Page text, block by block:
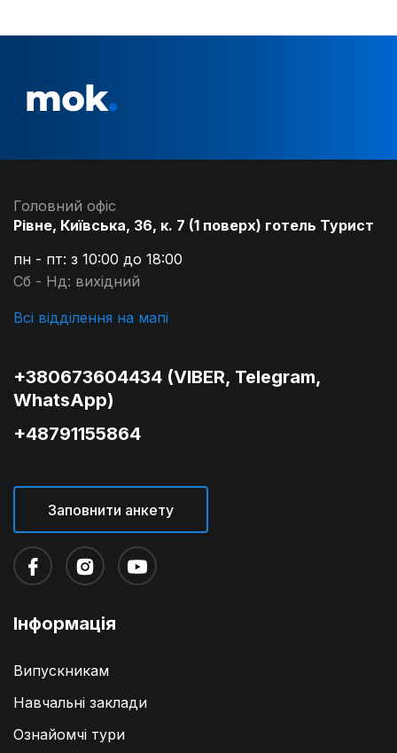
Інформація
Випускникам
Навчальні заклади
Ознайомчі тури
Головний офіс
Рівне, Київська, 36, к. 7 (1 поверх) готель Турист
пн - пт: з 10:00 до 18:00
Сб - Нд: вихідний
Всі відділення на мапі
+380673604434 (VIBER, Telegram,
WhatsApp)
+48791155864
Заповнити анкету